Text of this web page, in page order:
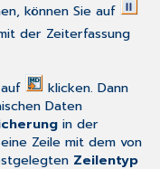
können Sie auf
der Zeiterfassung
klicken. Dann
Daten
in der
Zeile mit dem von
Zeilentyp